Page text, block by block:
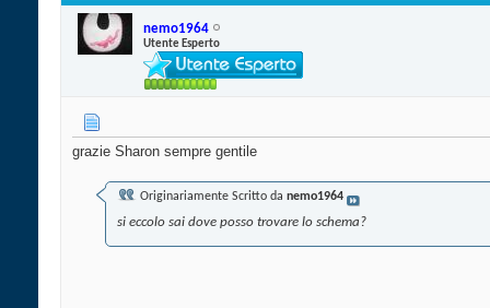
nemo1964
Utente Esperto
grazie Sharon sempre gentile
Originariamente Scritto da nemo1964
si eccolo sai dove posso trovare lo schema?